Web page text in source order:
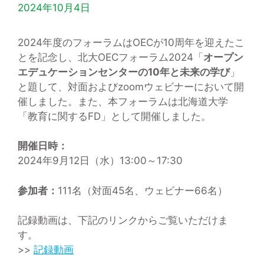
2024年10月4日
2024年度のフォーラムはOECが10周年を迎えたこ
とを記念し、北大OECフォーラム2024「オープン
エデュケーションセンターの10年と未来の学び」
と題して、対面およびzoomウェビナーにおいて開
催しました。また、本フォーラムは北海道大学
「教育に関するFD」として開催しました。
開催日時：
2024年9月12日（水）13:00～17:30
参加者： 111名（対面45名、ウェビナー66名）
記録動画は、下記のリンクからご覧いただけま
す。
>> 記録動画